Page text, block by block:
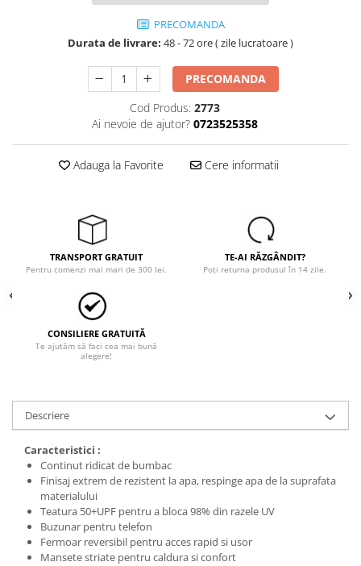
îmbrăcăminte pentru damă
Rezistent la flacăra
Vizibilitate înalta hi-vis
îmbrăcăminte asistente/doctori
îmbrăcăminte bucătari
înaltă vizibilitate hi-vis
Pantaloni
Salopetă cu pieptar
Veste
PRECOMANDA
Durata de livrare: 48 - 72 ore ( zile lucratoare )
PRECOMANDA
Cod Produs: 2773
Ai nevoie de ajutor? 0723525358
Adauga la Favorite Cere informatii
TRANSPORT GRATUIT
Pentru comenzi mai mari de 300 lei.
TE-AI RĂZGÂNDIT?
Poți returna produsul în 14 zile.
CONSILIERE GRATUITĂ
Te ajutăm să faci cea mai bună
alegere!
Descriere
Caracteristici :
Continut ridicat de bumbac
Finisaj extrem de rezistent la apa, respinge apa de la suprafata
materialului
Teatura 50+UPF pentru a bloca 98% din razele UV
Buzunar pentru telefon
Fermoar reversibil pentru acces rapid si usor
Mansete striate pentru caldura si confort